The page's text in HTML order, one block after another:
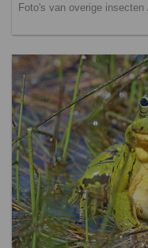
Foto's van overige